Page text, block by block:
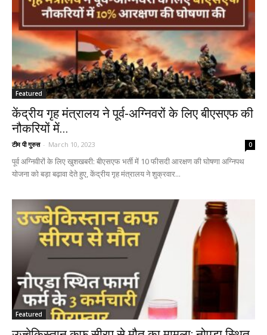
Featured
केंद्रीय गृह मंत्रालय ने पूर्व-अग्निवरों के लिए बीएसएफ की
नौकरियों में...
टीम पी गुरुस - March 10, 2023 0
पूर्व अग्निवीरों के लिए खुशखबरी: बीएसएफ भर्ती में 10 फीसदी आरक्षण की घोषणा अग्निपथ
योजना को बड़ा बढ़ावा देते हुए, केंद्रीय गृह मंत्रालय ने शुक्रवार...
Featured